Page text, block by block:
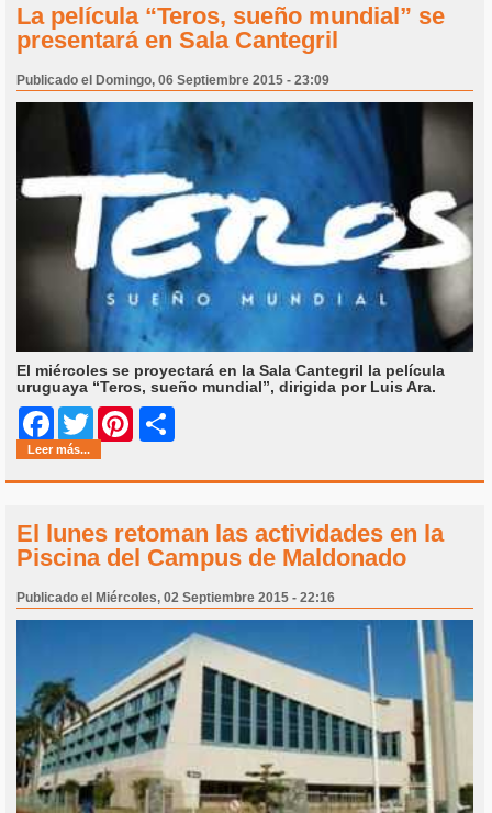
La película “Teros, sueño mundial” se
presentará en Sala Cantegril
Publicado el Domingo, 06 Septiembre 2015 - 23:09
El miércoles se proyectará en la Sala Cantegril la película
uruguaya “Teros, sueño mundial”, dirigida por Luis Ara.
Facebook
Twitter Pinterest
Leer más...
El lunes retoman las actividades en la
Piscina del Campus de Maldonado
Publicado el Miércoles, 02 Septiembre 2015 - 22:16